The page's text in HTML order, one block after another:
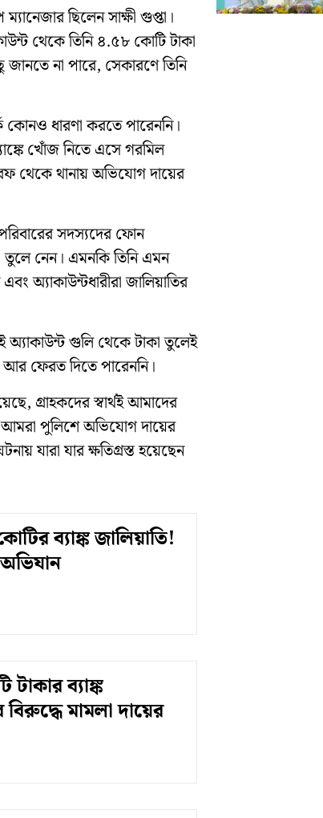
ছিলেন সাক্ষী গুপ্তা।
থেকে তিনি ৪.৫৮ কোটি টাকা
না পারে, সেকারণে তিনি
ধারণা করতে পারেননি।
খোঁজ নিতে এসে গরমিল
থেকে থানায় অভিযোগ দায়ের
সদস্যদের ফোন
তুলে নেন। এমনকি তিনি এমন
অ্যাকাউন্টধারীরা জালিয়াতির
অ্যাকাউন্ট গুলি থেকে টাকা তুলেই
আর ফেরত দিতে পারেননি।
গ্রাহকদের স্বার্থই আমাদের
পুলিশে অভিযোগ দায়ের
যারা যার ক্ষতিগ্রস্ত হয়েছেন
ব্যাঙ্ক জালিয়াতি!
ব্যাঙ্ক
মামলা দায়ের